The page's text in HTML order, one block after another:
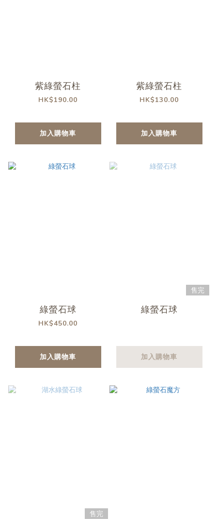
紫綠螢石柱
HK$190.00
加入購物車
紫綠螢石柱
HK$130.00
加入購物車
綠螢石球
HK$450.00
加入購物車
售完
綠螢石球
加入購物車
售完